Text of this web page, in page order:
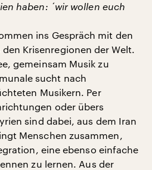
haben: ´wir wollen euch
ins Gespräch mit den
Krisenregionen der Welt.
gemeinsam Musik zu
sucht nach
Musikern. Per
oder übers
sind dabei, aus dem Iran
Menschen zusammen,
eine ebenso einfache
zu lernen. Aus der